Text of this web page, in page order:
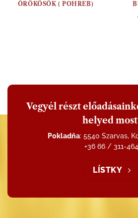
ÖRÖKÖSÖK ( POHREB)
Vegyél részt
helyed
Pokladňa: 5540 Szarvas,
+36 66 / 311-464
LÍSTKY